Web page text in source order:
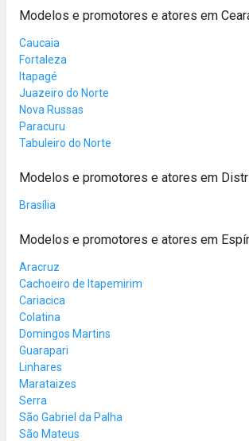
Modelos e promotores e atores em
Caucaia
Fortaleza
Itapagé
Juazeiro do Norte
Nova Russas
Paracuru
Tabuleiro do Norte
Modelos e promotores e atores em
Brasília
Modelos e promotores e atores em
Aracruz
Cachoeiro de Itapemirim
Cariacica
Colatina
Domingos Martins
Guarapari
Linhares
Marataizes
Serra
São Gabriel da Palha
São Mateus